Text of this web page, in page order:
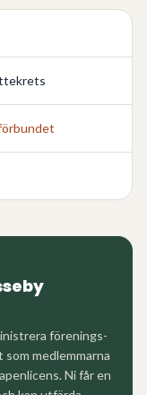
förenings-
medlemmarna
Ni får en